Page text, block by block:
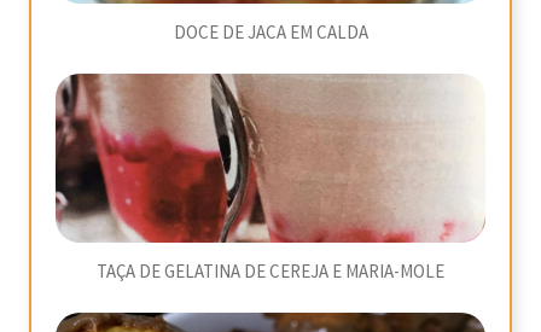
DOCE DE JACA EM CALDA
TAÇA DE GELATINA DE CEREJA E MARIA-MOLE